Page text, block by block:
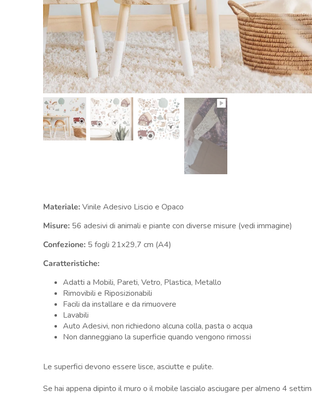
Materiale: Vinile Adesivo Liscio e Opaco
Misure: 56 adesivi di animali e piante con diverse misure (vedi immagine)
Confezione: 5 fogli 21x29,7 cm (A4)
Caratteristiche:
Adatti a Mobili, Pareti, Vetro, Plastica, Metallo
Rimovibili e Riposizionabili
Facili da installare e da rimuovere
Lavabili
Auto Adesivi, non richiedono alcuna colla, pasta o acqua
Non danneggiano la superficie quando vengono rimossi
Le superfici devono essere lisce, asciutte e pulite.
Se hai appena dipinto il muro o il mobile lascialo asciugare per almeno 4